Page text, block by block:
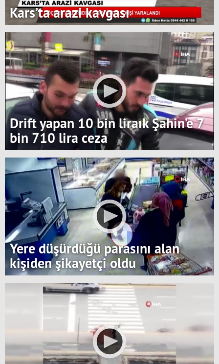
Kars’ta arazi kavgası
Drift yapan 10 bin liraık Şahin’e 7
bin 710 lira ceza
Yere düşürdüğü parasını alan
kişiden şikayetçi oldu